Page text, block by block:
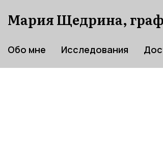
Мария Щедрина,
Обо мне Исследования